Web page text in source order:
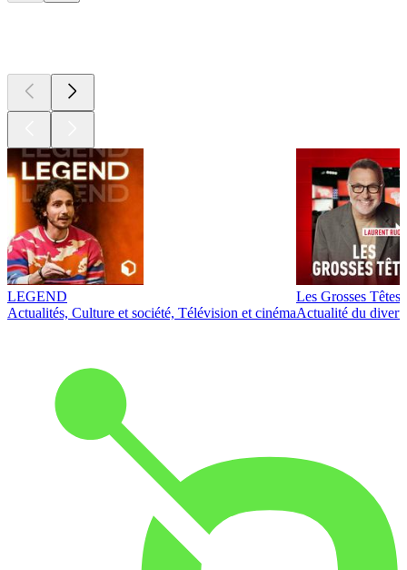
LEGEND
Actualités, Culture et société, Télévision et cinéma
Les Grosses Têtes
Actualité du